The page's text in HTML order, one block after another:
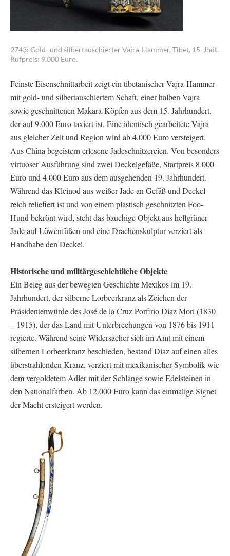
2743: Gold- und silbertauschierter Vajra-Hammer, Tibet, 15. Jhdt.
Rufpreis: 9.000 Euro.
Feinste Eisenschnittarbeit zeigt ein tibetanischer Vajra-Hammer
mit gold- und silbertauschiertem Schaft, einer halben Vajra
sowie geschnittenen Makara-Köpfen aus dem 15. Jahrhundert,
der auf 9.000 Euro taxiert ist. Eine identisch gearbeitete Vajra
aus gleicher Zeit und Region wird ab 4.000 Euro versteigert.
Aus China begeistern erlesene Jadeschnitzereien. Von besonders
virtuoser Ausführung sind zwei Deckelgefäße, Startpreis 8.000
Euro und 4.000 Euro aus dem ausgehenden 19. Jahrhundert.
Während das Kleinod aus weißer Jade an Gefäß und Deckel
reich reliefiert ist und von einem plastisch geschnitzten Foo-
Hund bekrönt wird, steht das bauchige Objekt aus hellgrüner
Jade auf Löwenfüßen und eine Drachenskulptur verziert als
Handhabe den Deckel.
Historische und militärgeschichtliche Objekte
Ein Beleg aus der bewegten Geschichte Mexikos im 19.
Jahrhundert, der silberne Lorbeerkranz als Zeichen der
Präsidentenwürde des José de la Cruz Porfirio Diaz Mori (1830
– 1915), der das Land mit Unterbrechungen von 1876 bis 1911
regierte. Während seine Widersacher sich im Amt mit einem
silbernen Lorbeerkranz beschieden, bestand Diaz auf einen alles
überstrahlenden Kranz, verziert mit mexikanischer Symbolik wie
dem vergoldetem Adler mit der Schlange sowie Edelsteinen in
den Nationalfarben. Ab 12.000 Euro kann das einmalige Signet
der Macht ersteigert werden.